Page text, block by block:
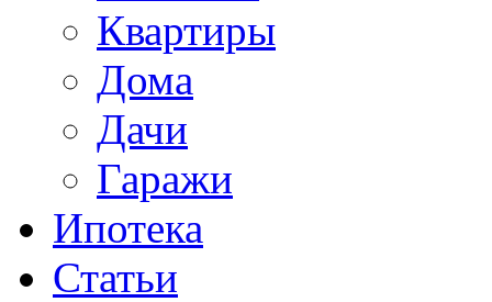
Квартиры
Дома
Дачи
Гаражи
Ипотека
Статьи